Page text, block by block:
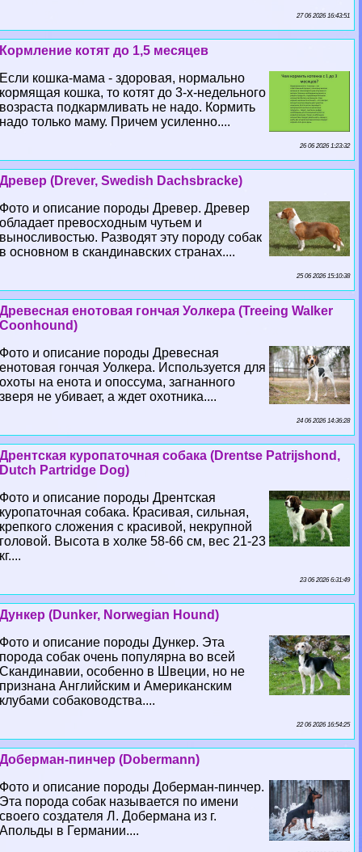
27 06 2026 16:43:51
Кормление котят до 1,5 месяцев
Если кошка-мама - здоровая, нормально
кормящая кошка, то котят до 3-х-недельного
возраста подкармливать не надо. Кормить
надо только маму. Причем усиленно....
26 06 2026 1:23:32
Древер (Drever, Swedish Dachsbracke)
Фото и описание породы Древер. Древер
обладает превосходным чутьем и
выносливостью. Разводят эту породу собак
в основном в скандинавских странах....
25 06 2026 15:10:38
Древесная енотовая гончая Уолкера (Treeing Walker
Coonhound)
Фото и описание породы Древесная
енотовая гончая Уолкера. Используется для
охоты на енота и опоссума, загнанного
зверя не убивает, а ждет охотника....
24 06 2026 14:36:28
Дрентская куропаточная собака (Drentse Patrijshond,
Dutch Partridge Dog)
Фото и описание породы Дрентская
куропаточная собака. Красивая, сильная,
крепкого сложения с красивой, некрупной
головой. Высота в холке 58-66 см, вес 21-23
кг....
23 06 2026 6:31:49
Дункер (Dunker, Norwegian Hound)
Фото и описание породы Дункер. Эта
порода собак очень популярна во всей
Скандинавии, особенно в Швеции, но не
признана Английским и Американским
клубами собаководства....
22 06 2026 16:54:25
Доберман-пинчер (Dobermann)
Фото и описание породы Доберман-пинчер.
Эта порода собак называется по имени
своего создателя Л. Добермана из г.
Апольды в Германии....